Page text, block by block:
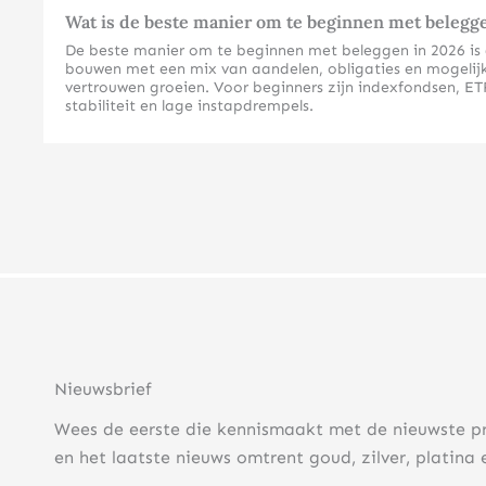
Wat is de beste manier om te beginnen met
De beste manier om te beginnen met beleggen in 2026
bouwen met een mix van aandelen, obligaties en
vertrouwen groeien. Voor beginners zijn indexfondsen,
stabiliteit en lage instapdrempels.
Obligaties kunnen ook geschikt zijn voor conservatieve
Hoeveel geld heb je nodig om te beginnen met
U kunt al beginnen met beleggen vanaf €50 tot €100
Nieuwsbrief
Wees de eerste die kennismaakt met de nieuwste
en het laatste nieuws omtrent goud, zilver, platina